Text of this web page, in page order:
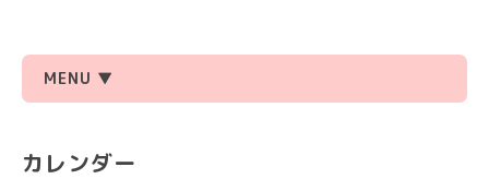
MENU ▼
カレンダー